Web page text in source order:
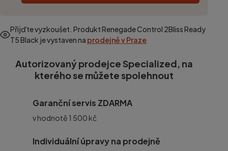
Přijďte vyzkoušet. ProduktRenegade Control 2Bliss Ready
T5 Black je vystaven na prodejně v Praze
Autorizovaný prodejce Specialized, na
kterého se můžete spolehnout
Garanční servis ZDARMA
v hodnotě 1 500 kč
Individuální úpravy na prodejně